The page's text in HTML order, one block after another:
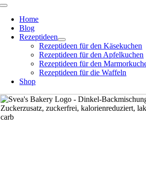
Zum
Inhalt
springen
Toggle
Navigation
Home
Blog
Rezeptideen
Rezeptideen für den Käsekuchen
Rezeptideen für den Apfelkuchen
Rezeptideen für den
Rezeptideen für die Waffeln
Shop